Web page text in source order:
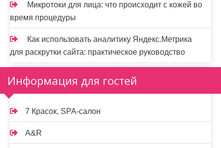
Микротоки для лица: что происходит с кожей во
время процедуры
Как использовать аналитику Яндекс.Метрика
для раскрутки сайта: практическое руководство
Информация для гостей
7 Красок, SPA-салон
A&R